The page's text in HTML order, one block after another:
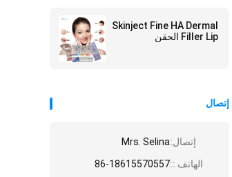
Skinject Fine HA Dermal
Filler Lip الحقن
إتصال
إتصال:Mrs. Selina
الهاتف ::86-18615570557